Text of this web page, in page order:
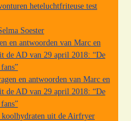
heteluchtfriteuse test
Soester
en antwoorden van Marc en
de AD van 29 april 2018: “De
en antwoorden van Marc en
de AD van 29 april 2018: “De
koolhydraten uit de Airfryer